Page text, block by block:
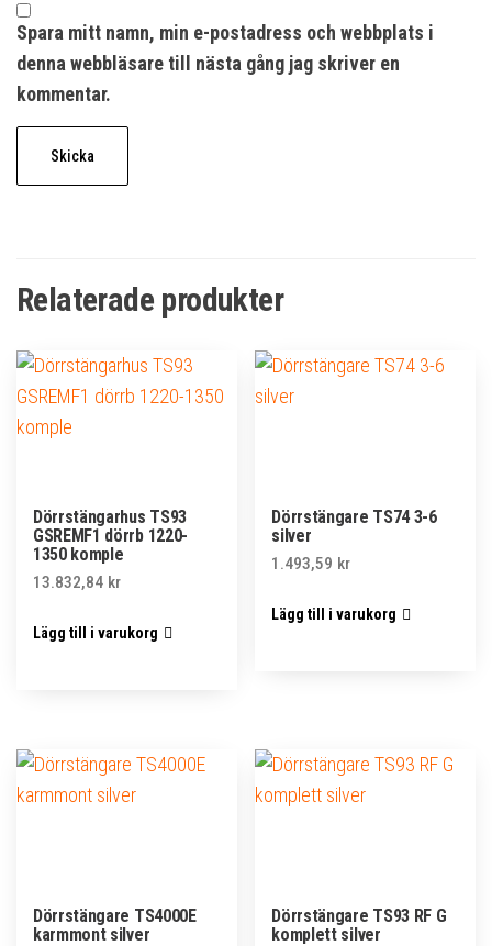
Spara mitt namn, min e-postadress och webbplats i
denna webbläsare till nästa gång jag skriver en
kommentar.
Relaterade produkter
Dörrstängarhus TS93
GSREMF1 dörrb 1220-
1350 komple
13.832,84 kr
Lägg till i varukorg
Dörrstängare TS74 3-6
silver
1.493,59 kr
Lägg till i varukorg
Dörrstängare TS4000E
karmmont silver
Dörrstängare TS93 RF G
komplett silver